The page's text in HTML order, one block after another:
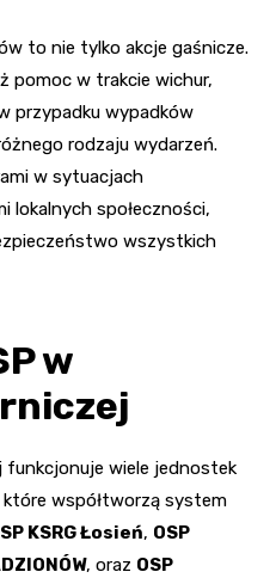
to nie tylko akcje gaśnicze.
pomoc w trakcie wichur,
przypadku wypadków
rodzaju wydarzeń.
w sytuacjach
lokalnych społeczności,
wszystkich
w
funkcjonuje wiele jednostek
współtworzą system
KSRG Łosień, OSP
, oraz OSP